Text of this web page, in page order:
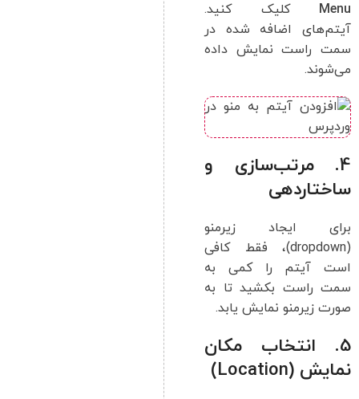
Menu کلیک کنید.
آیتم‌های اضافه شده در
سمت راست نمایش داده
می‌شوند.
4. مرتب‌سازی و
ساختاردهی
برای ایجاد زیرمنو
(dropdown)، فقط کافی
است آیتم را کمی به
سمت راست بکشید تا به
صورت زیرمنو نمایش یابد.
5. انتخاب مکان
نمایش (Location)